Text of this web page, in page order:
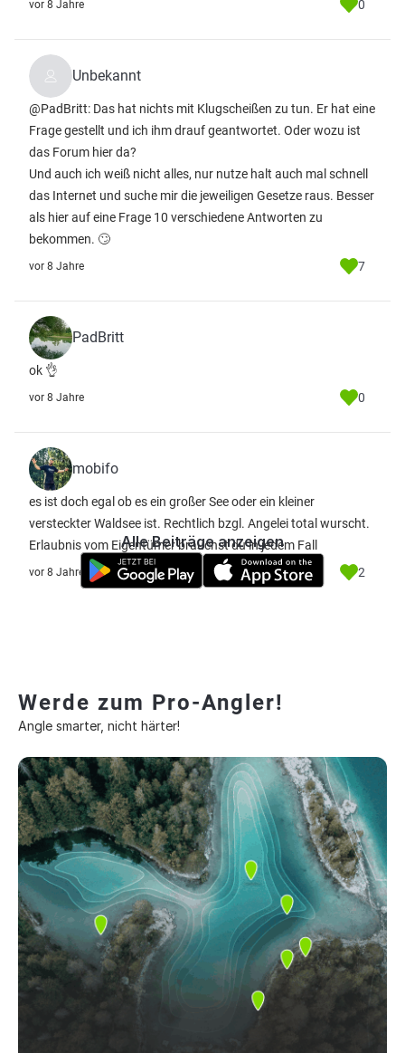
vor 8 Jahre 0
Unbekannt
@PadBritt: Das hat nichts mit Klugscheißen zu tun. Er hat eine
Frage gestellt und ich ihm drauf geantwortet. Oder wozu ist
das Forum hier da?
Und auch ich weiß nicht alles, nur nutze halt auch mal schnell
das Internet und suche mir die jeweiligen Gesetze raus. Besser
als hier auf eine Frage 10 verschiedene Antworten zu
bekommen. 🙄
vor 8 Jahre 7
PadBritt
ok 👌
vor 8 Jahre 0
mobifo
es ist doch egal ob es ein großer See oder ein kleiner
versteckter Waldsee ist. Rechtlich bzgl. Angelei total wurscht.
Erlaubnis vom Eigentümer brauchst du in jedem Fall
vor 8 Jahre 2
Alle Beiträge anzeigen
Werde zum Pro-Angler!
Angle smarter, nicht härter!